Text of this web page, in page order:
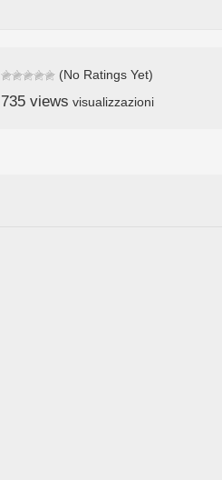
(No Ratings Yet)
735 views visualizzazioni